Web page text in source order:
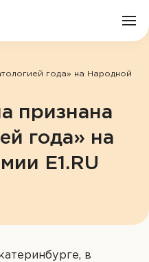
года» на Народной
признана
года» на
E1.RU
в